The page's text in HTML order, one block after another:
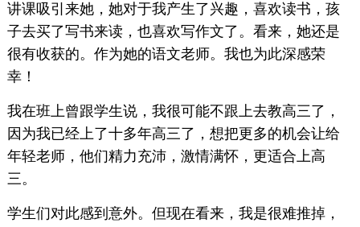
讲课吸引来她，她对于我产生了兴趣，喜欢读书，孩
子去买了写书来读，也喜欢写作文了。看来，她还是
很有收获的。作为她的语文老师。我也为此深感荣
幸！
我在班上曾跟学生说，我很可能不跟上去教高三了，
因为我已经上了十多年高三了，想把更多的机会让给
年轻老师，他们精力充沛，激情满怀，更适合上高
三。
学生们对此感到意外。但现在看来，我是很难推掉，